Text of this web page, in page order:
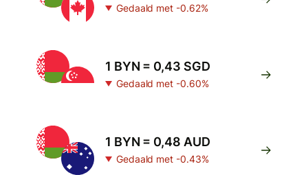
Gedaald met -0.62%
1 BYN = 0,43 SGD
Gedaald met -0.60%
1 BYN = 0,48 AUD
Gedaald met -0.43%